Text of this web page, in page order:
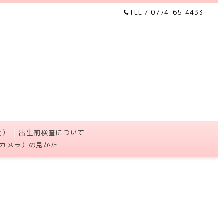
TEL / 0774-65-4433
出生前検査について
メラ）の見かた